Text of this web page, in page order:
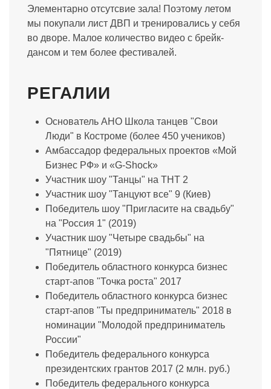
Элементарно отсутсвие зала! Поэтому летом
мы покупали лист ДВП и тренировались у себя
во дворе. Малое количество видео с брейк-
дансом и тем более фестивалей.
РЕГАЛИИ
Основатель АНО Школа танцев "Свои
Люди" в Костроме (более 450 учеников)
Амбассадор федеральных проектов «Мой
Бизнес РФ» и «G-Shock»
Участник шоу "Танцы" на ТНТ 2
Участник шоу "Танцуют все" 9 (Киев)
Победитель шоу "Пригласите на свадьбу"
на "Россия 1" (2019)
Участник шоу "Четыре свадьбы" на
"Пятнице" (2019)
Победитель областного конкурса бизнес
старт-апов "Точка роста" 2017
Победитель областного конкурса бизнес
старт-апов "Ты предприниматель" 2018 в
номинации "Молодой предприниматель
России"
Победитель федерального конкурса
президентских грантов 2017 (2 млн. руб.)
Победитель федерального конкурса